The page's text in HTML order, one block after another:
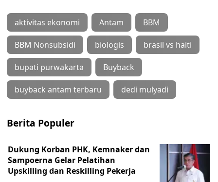
aktivitas ekonomi Antam BBM
BBM Nonsubsidi biologis brasil vs haiti
bupati purwakarta Buyback
buyback antam terbaru dedi mulyadi
Berita Populer
Dukung Korban PHK, Kemnaker dan
Sampoerna Gelar Pelatihan
Upskilling dan Reskilling Pekerja